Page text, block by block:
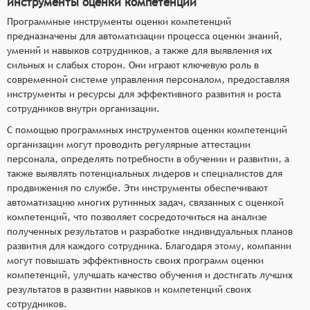
Программные инструменты оценки компетенций
предназначены для автоматизации процесса оценки знаний,
умений и навыков сотрудников, а также для выявления их
сильных и слабых сторон. Они играют ключевую роль в
современной системе управления персоналом, предоставляя
инструменты и ресурсы для эффективного развития и роста
сотрудников внутри организации.
С помощью программных инструментов оценки компетенций
организации могут проводить регулярные аттестации
персонала, определять потребности в обучении и развитии, а
также выявлять потенциальных лидеров и специалистов для
продвижения по службе. Эти инструменты обеспечивают
автоматизацию многих рутинных задач, связанных с оценкой
компетенций, что позволяет сосредоточиться на анализе
полученных результатов и разработке индивидуальных планов
развития для каждого сотрудника. Благодаря этому, компании
могут повышать эффективность своих программ оценки
компетенций, улучшать качество обучения и достигать лучших
результатов в развитии навыков и компетенций своих
сотрудников.